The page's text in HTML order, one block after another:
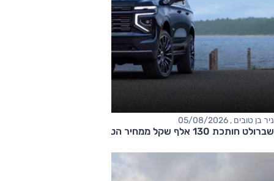
ניר בן טובים , 05/08/2026
שברולט חותכת 130 אלף שקל ממחיר הטאהו